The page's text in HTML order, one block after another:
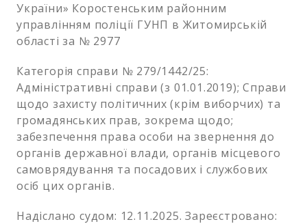
України» Коростенським районним
управлінням поліції ГУНП в Житомирській
області за № 2977
Категорія справи № 279/1442/25:
Адміністративні справи (з 01.01.2019); Справи
щодо захисту політичних (крім виборчих) та
громадянських прав, зокрема щодо;
забезпечення права особи на звернення до
органів державної влади, органів місцевого
самоврядування та посадових і службових
осіб цих органів.
Надіслано судом: 12.11.2025. Зареєстровано: